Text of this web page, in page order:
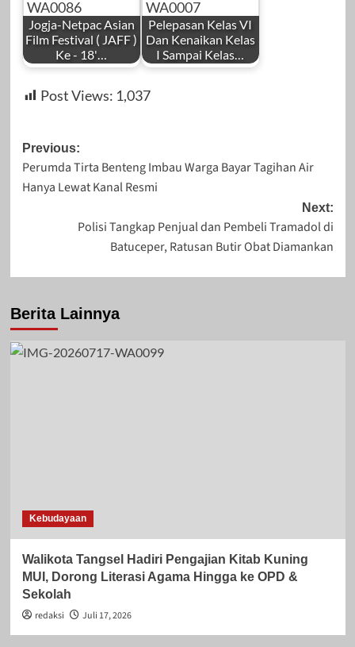
Januari 22, 2025 Februari 7, 2024
Jogja-Netpac Asian
Film Festival ( JAFF )
Ke - 18'…
by
Redaksi
Pelepasan Kelas VI
Dan Kenaikan Kelas
I Sampai Kelas…
by
Redaksi
Post Views: 1,037
Post
navigation
Previous:
Perumda Tirta Benteng Imbau Warga Bayar Tagihan Air
Hanya Lewat Kanal Resmi
Next:
Polisi Tangkap Penjual dan Pembeli Tramadol di
Batuceper, Ratusan Butir Obat Diamankan
Berita Lainnya
Kebudayaan
Walikota Tangsel Hadiri Pengajian Kitab Kuning
MUI, Dorong Literasi Agama Hingga ke OPD &
Sekolah
redaksi
Juli 17, 2026